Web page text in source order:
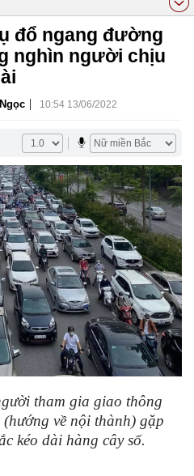
đổ ngang đường
nghìn người chịu
| 10:54 13/06/2022
tham gia giao thông
về nội thành) gặp
kéo dài hàng cây số.